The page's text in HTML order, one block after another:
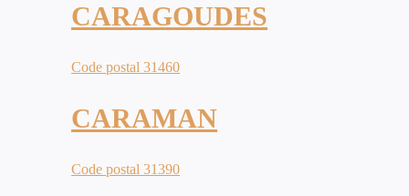
CARAGOUDES
Code postal 31460
CARAMAN
Code postal 31390